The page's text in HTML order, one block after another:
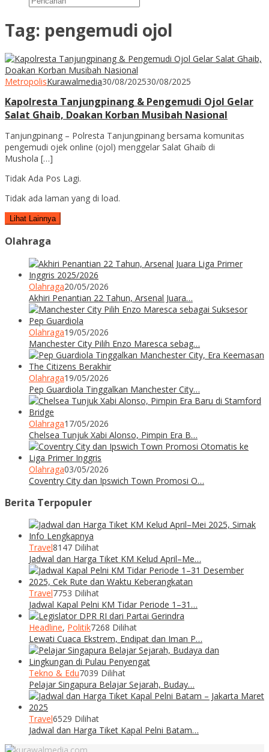
Tag: pengemudi ojol
MetropolisKurawalmedia30/08/202530/08/2025
Kapolresta Tanjungpinang & Pengemudi Ojol Gelar
Salat Ghaib, Doakan Korban Musibah Nasional
Tanjungpinang – Polresta Tanjungpinang bersama komunitas
pengemudi ojek online (ojol) menggelar Salat Ghaib di
Mushola […]
Tidak Ada Pos Lagi.
Tidak ada laman yang di load.
Lihat Lainnya
Olahraga
Olahraga20/05/2026
Akhiri Penantian 22 Tahun, Arsenal Juara…
Olahraga19/05/2026
Manchester City Pilih Enzo Maresca sebag…
Olahraga19/05/2026
Pep Guardiola Tinggalkan Manchester City…
Olahraga17/05/2026
Chelsea Tunjuk Xabi Alonso, Pimpin Era B…
Olahraga03/05/2026
Coventry City dan Ipswich Town Promosi O…
Berita Terpopuler
Travel8147 Dilihat
Jadwal dan Harga Tiket KM Kelud April–Me…
Travel7753 Dilihat
Jadwal Kapal Pelni KM Tidar Periode 1–31…
Headline, Politik7268 Dilihat
Lewati Cuaca Ekstrem, Endipat dan Iman P…
Tekno & Edu7039 Dilihat
Pelajar Singapura Belajar Sejarah, Buday…
Travel6529 Dilihat
Jadwal dan Harga Tiket Kapal Pelni Batam…